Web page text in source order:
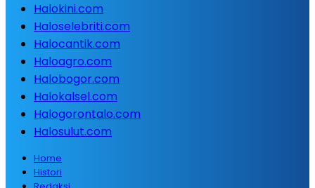
Halokini.com
Haloselebriti.com
Halocantik.com
Haloagro.com
Halobogor.com
Halokalsel.com
Halogorontalo.com
Halosulut.com
Home
Histori